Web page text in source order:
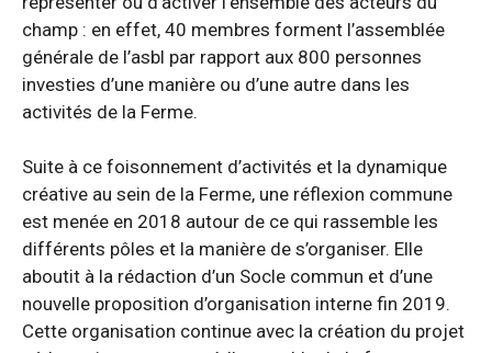
champ : en effet, 40 membres forment l’assemblée
générale de l’asbl par rapport aux 800 personnes
investies d’une manière ou d’une autre dans les
activités de la Ferme.
Suite à ce foisonnement d’activités et la dynamique
créative au sein de la Ferme, une réflexion commune
est menée en 2018 autour de ce qui rassemble les
différents pôles et la manière de s’organiser. Elle
aboutit à la rédaction d’un Socle commun et d’une
nouvelle proposition d’organisation interne fin 2019.
Cette organisation continue avec la création du projet